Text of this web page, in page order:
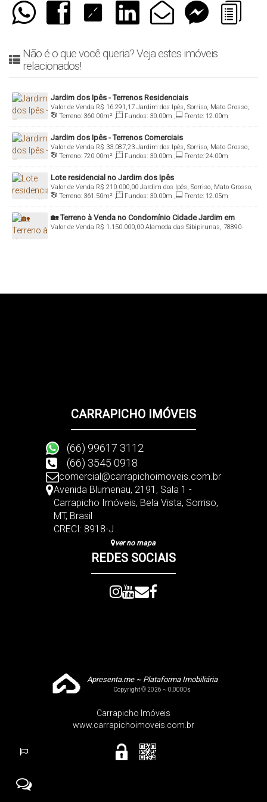
15x35m)
Valor total: R$ 1.365.000,00
Proposta 1
•Entrada: 10% = R$ 136.500,00
•Saldo: 90% = R$ 1.228.500,00
•Parcelamento: 60x de R$ 20.475,00
Proposta 2
•Entrada: 10% = R$ 136.500,00
•50% em 60x mensais de R$ 11.375,00
•40% em 5x anuais de R$ 109.200,00
💬 Negociação: aberta à análise de propostas.
Carrapicho Imóveis - Prazer em te atender bem!
Não é o que você queria? Veja estes imóveis
relacionados!
Jardim dos Ipês - Terrenos Residenciais
R$ 16.291,17
Valor de Venda
Jardim dos Ipês, Sorriso, Mato Grosso,
BrasilTerreno: 360.00m² , Fundos: 30.00m , Frente: 12.00m
Jardim dos Ipês - Terrenos Comerciais
R$ 33.087,23
Valor de Venda
Jardim dos Ipês, Sorriso, Mato Grosso,
BrasilTerreno: 720.00m² , Fundos: 30.00m , Frente: 24.00m
Lote residencial no Jardim dos Ipês
R$ 210.000,00
Valor de Venda
Jardim dos Ipês, Sorriso, Mato Grosso,
BrasilTerreno: 361 .50m² , Fundos: 30.00m , Frente: 12.05m
🏡 Terreno à Venda no Condomínio Cidade Jardim em
Sorriso MT!
R$ 1.150.000,00
Valor de Venda
Alameda das Sibipirunas, 78890-
CARRAPICHO IMÓVEIS
(66) 99617 3112
(66) 3545 0918
comercial@carrapichoimoveis.com.br
Avenida Blumenau, 2191 , Sala 1 -
Carrapicho Imóveis, Bela Vista, Sorriso,
MT, Brasil
CRECI: 8918-J
ver no mapa
REDES SOCIAIS
Apresenta.me ~ Plataforma Imobiliária
Copyright © 2026 ~ 0.0000s
Carrapicho Imóveis
www.carrapichoimoveis.com.br